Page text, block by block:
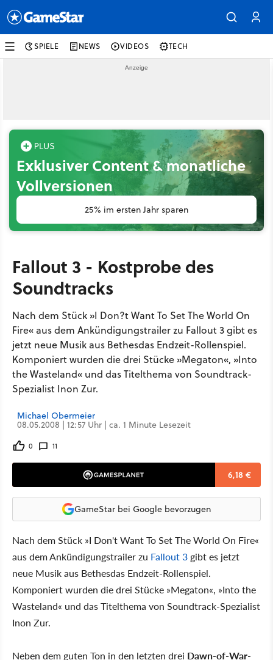
SPIELE NEWS VIDEOS TECH
Exklusiver Content & monatliche
Vollversionen
25% im ersten Jahr sparen
Fallout 3 - Kostprobe des
Soundtracks
Nach dem Stück »I Don?t Want To Set The World On
Fire« aus dem Ankündigungstrailer zu Fallout 3 gibt es
jetzt neue Musik aus Bethesdas Endzeit-Rollenspiel.
Komponiert wurden die drei Stücke »Megaton«, »Into
the Wasteland« und das Titelthema von Soundtrack-
Spezialist Inon Zur.
Michael Obermeier
08.05.2008 | 12:57 Uhr | ca. 1 Minute Lesezeit
0 11
6,18 €
GameStar bei Google bevorzugen
Nach dem Stück »I Don't Want To Set The World On Fire«
aus dem Ankündigungstrailer zu Fallout 3 gibt es jetzt
neue Musik aus Bethesdas Endzeit-Rollenspiel.
Komponiert wurden die drei Stücke »Megaton«, »Into the
Wasteland« und das Titelthema von Soundtrack-Spezialist
Inon Zur.
Neben dem guten Ton in den letzten drei Dawn-of-War-